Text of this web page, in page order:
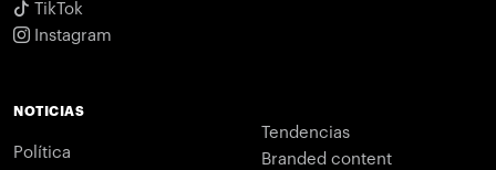
TikTok
Instagram
NOTICIAS
Política
Tendencias
Branded content